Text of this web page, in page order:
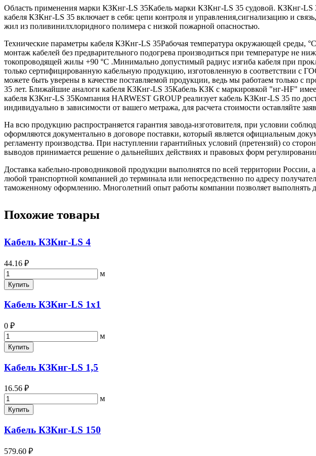
Область применения марки КЗКнг-LS 35Кабель марки КЗКнг-LS 35 судовой. КЗКнг-LS
кабеля КЗКнг-LS 35 включает в себя: цепи контроля и управления,сигнализацию и
жил из поливинилхлоридного полимера с низкой пожарной опасностью.
Технические параметры кабеля КЗКнг-LS 35Рабочая температура окружающей среды,
монтаж кабелей без предварительного подогрева производиться при температуре не
токопроводящей жилы +90 °C .Минимально допустимый радиус изгиба кабеля при
только сертифицированную кабельную продукцию, изготовленную в соответствии
можете быть уверены в качестве поставляемой продукции, ведь мы работаем только
35 лет. Ближайшие аналоги кабеля КЗКнг-LS 35Кабель КЗК с маркировкой "нг-HF"
кабеля КЗКнг-LS 35Компания HARWEST GROUP реализует кабель КЗКнг-LS 35 по
индивидуально в зависимости от вашего метража, для расчета стоимости оставляйте
На всю продукцию распространяется гарантия завода-изготовителя, при условии
оформляются документально в договоре поставки, который является официальным
регламенту производства. При наступлении гарантийных условий (претензий) со
выводов принимается решение о дальнейших действиях и правовых форм
Доставка кабельно-проводниковой продукции выполнятся по всей территории России,
любой транспортной компанией до терминала или непосредственно по адресу
таможенному оформлению. Многолетний опыт работы компании позволяет выполнять
Похожие товары
Кабель КЗКнг-LS 4
44.16 ₽
м
Купить
Кабель КЗКнг-LS 1х1
0 ₽
м
Купить
Кабель КЗКнг-LS 1,5
16.56 ₽
м
Купить
Кабель КЗКнг-LS 150
579.60 ₽